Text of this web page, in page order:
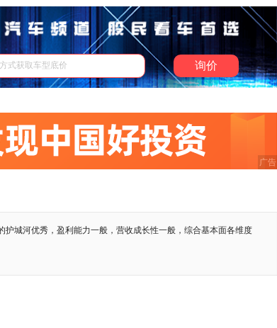
询价
广告
护城河优秀，盈利能力一般，营收成长性一般，综合基本面各维度